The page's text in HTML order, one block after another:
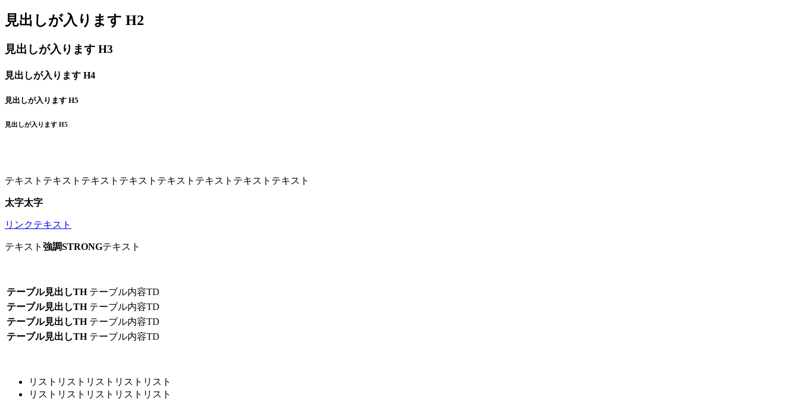
見出しが入ります H2
見出しが入ります H3
見出しが入ります H4
見出しが入ります H5
見出しが入ります H5
テキストテキストテキストテキストテキストテキストテキストテキスト
太字太字
リンクテキスト
テキスト 強調STRONGテキスト
テーブル見出しTH テーブル内容TD
テーブル見出しTH テーブル内容TD
テーブル見出しTH テーブル内容TD
テーブル見出しTH テーブル内容TD
リストリストリストリストリスト
リストリストリストリストリスト